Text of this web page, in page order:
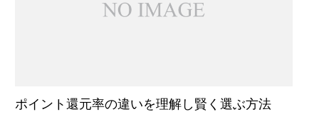
ポイント還元率の違いを理解し賢く選ぶ方法